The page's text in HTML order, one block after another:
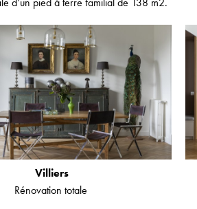
Villiers
Rénovation totale